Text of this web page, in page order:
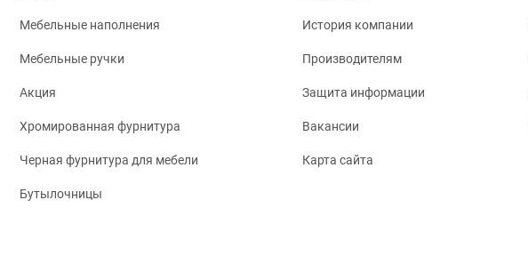
Мебельные наполнения
Мебельные ручки
Акция
Хромированная фурнитура
Черная фурнитура для мебели
Бутылочницы
История компании
Производителям
Защита информации
Вакансии
Карта сайта